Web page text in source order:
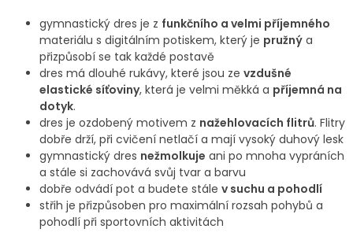
gymnastický dres je z funkčního a velmi příjemného
materiálu s digitálním potiskem, který je pružný a
přizpůsobí se tak každé postavě
dres má dlouhé rukávy, které jsou ze vzdušné
elastické síťoviny, která je velmi měkká a příjemná na
dotyk.
dres je ozdobený motivem z nažehlovacích flitrů. Flitry
dobře drží, při cvičení netlačí a mají vysoký duhový lesk
gymnastický dres nežmolkuje ani po mnoha vypráních
a stále si zachovává svůj tvar a barvu
dobře odvádí pot a budete stále v suchu a pohodlí
střih je přizpůsoben pro maximální rozsah pohybů a
pohodlí při sportovních aktivitách